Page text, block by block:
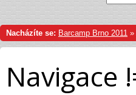
Nacházíte se: Barcamp Brno 2011 »
Navigace